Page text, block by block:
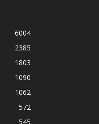
6004
2385
1803
1090
1062
572
545